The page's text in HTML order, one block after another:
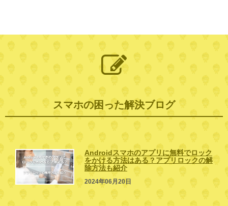
スマホの困った解決ブログ
Androidスマホのアプリに無料でロック
をかける方法はある？アプリロックの解
除方法も紹介
2024年06月20日